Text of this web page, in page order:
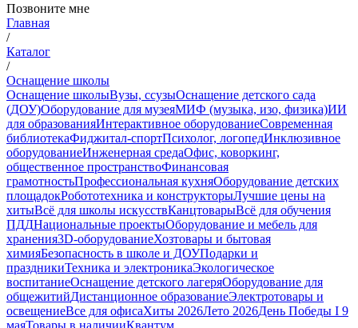
Позвоните мне
Главная
/
Каталог
/
Оснащение школы
Оснащение школыВузы, ссузыОснащение детского сада
(ДОУ)Оборудование для музеяМИФ (музыка, изо, физика)ИИ
для образованияИнтерактивное оборудованиеСовременная
библиотекаФиджитал-спортПсихолог, логопедИнклюзивное
оборудованиеИнженерная средаОфис, коворкинг,
общественное пространствоФинансовая
грамотностьПрофессиональная кухняОборудование детских
площадокРобототехника и конструкторыЛучшие цены на
хитыВсё для школы искусствКанцтоварыВсё для обучения
ПДДНациональные проектыОборудование и мебель для
хранения3D-оборудованиеХозтовары и бытовая
химияБезопасность в школе и ДОУПодарки и
праздникиТехника и электроникаЭкологическое
воспитаниеОснащение детского лагеряОборудование для
общежитийДистанционное образованиеЭлектротовары и
освещениеВсе для офисаХиты 2026Лето 2026День Победы I 9
маяТовары в наличииКвантум